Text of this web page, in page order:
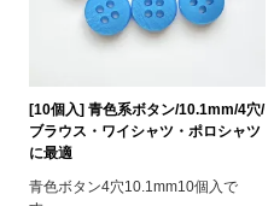
[10個入] 青色系ボタン/10.1mm/4穴/
ブラウス・ワイシャツ・ポロシャツ
に最適
青色ボタン4穴10.1mm10個入で